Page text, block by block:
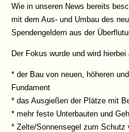
Wie in unseren News bereits
mit dem Aus- und Umbau des
Spendengeldern aus der
Der Fokus wurde und wird
* der Bau von neuen, höheren
Fundament
* das Ausgießen der Plätze mit
* mehr feste Unterbauten und
* Zelte/Sonnensegel zum Schutz